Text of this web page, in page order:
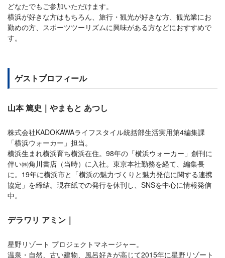
どなたでもご参加いただけます。
横浜が好きな方はもちろん、旅行・観光が好きな方、観光業にお
勤めの方、スポーツツーリズムに興味がある方などにおすすめで
す。
ゲストプロフィール
山本 篤史｜やまもと あつし
株式会社KADOKAWAライフスタイル統括部生活実用第4編集課
「横浜ウォーカー」担当。
横浜生まれ横浜育ち横浜在住。98年の「横浜ウォーカー」創刊に
伴い㈱角川書店（当時）に入社。東京本社勤務を経て、編集長
に。19年に横浜市と「横浜の魅力づくりと魅力発信に関する連携
協定」を締結。現在紙での発行を休刊し、SNSを中心に情報発信
中。
デラワリ アミン｜
星野リゾート プロジェクトマネージャー。
温泉・自然、古い建物、風呂好きが高じて2015年に星野リゾート